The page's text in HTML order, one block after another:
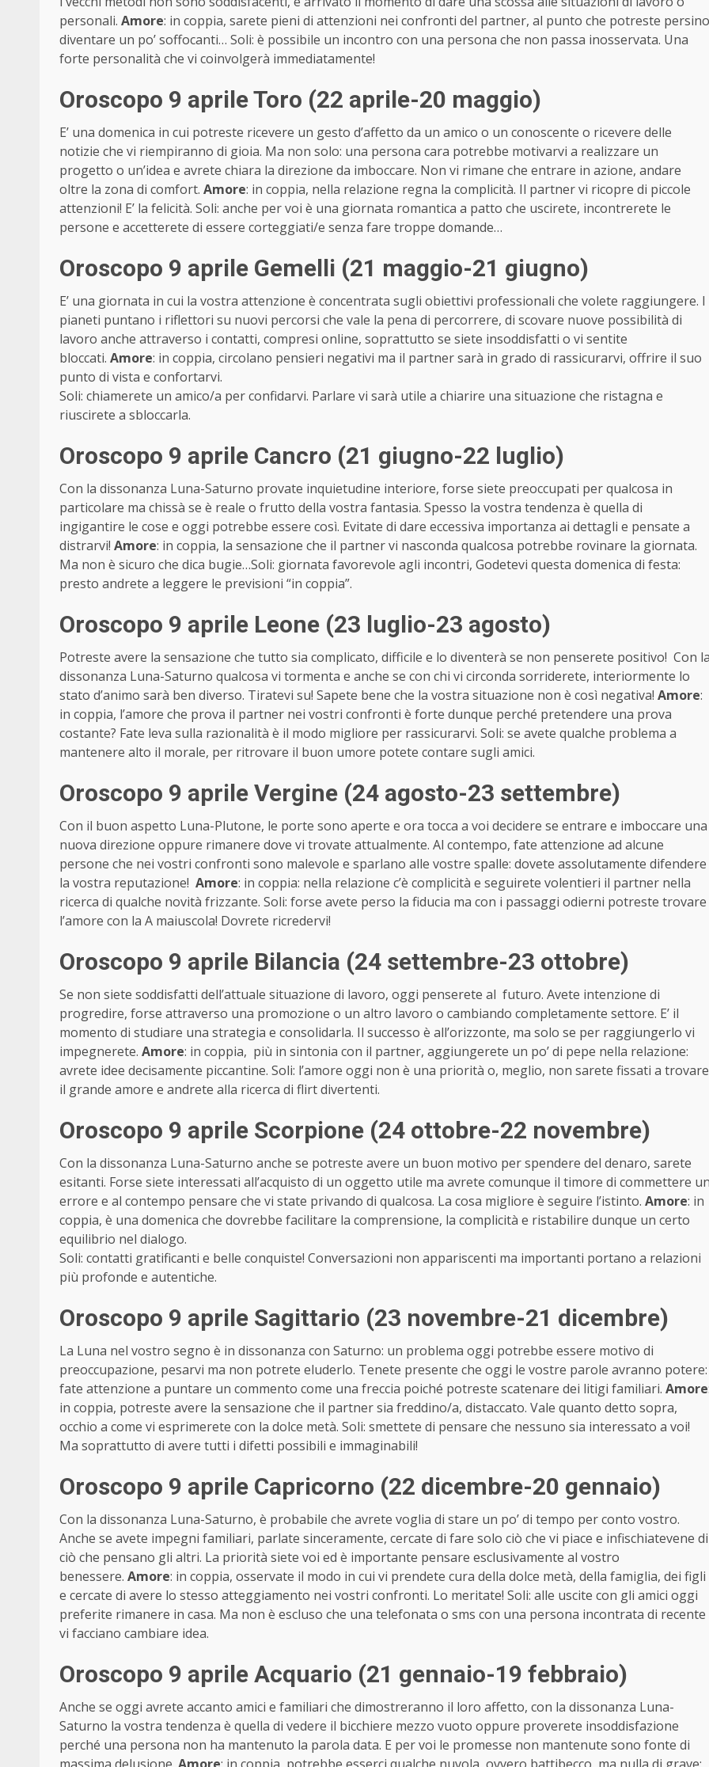
personali. Amore: in coppia, sarete pieni di attenzioni nei confronti del partner, al punto che potreste persino
diventare un po’ soffocanti… Soli: è possibile un incontro con una persona che non passa inosservata. Una
forte personalità che vi coinvolgerà immediatamente!
Oroscopo 9 aprile Toro (22 aprile-20 maggio)
E’ una domenica in cui potreste ricevere un gesto d’affetto da un amico o un conoscente o ricevere delle
notizie che vi riempiranno di gioia. Ma non solo: una persona cara potrebbe motivarvi a realizzare un
progetto o un’idea e avrete chiara la direzione da imboccare. Non vi rimane che entrare in azione, andare
oltre la zona di comfort. Amore: in coppia, nella relazione regna la complicità. Il partner vi ricopre di piccole
attenzioni! E’ la felicità. Soli: anche per voi è una giornata romantica a patto che uscirete, incontrerete le
persone e accetterete di essere corteggiati/e senza fare troppe domande…
Oroscopo 9 aprile Gemelli (21 maggio-21 giugno)
E’ una giornata in cui la vostra attenzione è concentrata sugli obiettivi professionali che volete raggiungere. I
pianeti puntano i riflettori su nuovi percorsi che vale la pena di percorrere, di scovare nuove possibilità di
lavoro anche attraverso i contatti, compresi online, soprattutto se siete insoddisfatti o vi sentite
bloccati. Amore: in coppia, circolano pensieri negativi ma il partner sarà in grado di rassicurarvi, offrire il suo
punto di vista e confortarvi.
Soli: chiamerete un amico/a per confidarvi. Parlare vi sarà utile a chiarire una situazione che ristagna e
riuscirete a sbloccarla.
Oroscopo 9 aprile Cancro (21 giugno-22 luglio)
Con la dissonanza Luna-Saturno provate inquietudine interiore, forse siete preoccupati per qualcosa in
particolare ma chissà se è reale o frutto della vostra fantasia. Spesso la vostra tendenza è quella di
ingigantire le cose e oggi potrebbe essere così. Evitate di dare eccessiva importanza ai dettagli e pensate a
distrarvi! Amore: in coppia, la sensazione che il partner vi nasconda qualcosa potrebbe rovinare la giornata.
Ma non è sicuro che dica bugie…Soli: giornata favorevole agli incontri, Godetevi questa domenica di festa:
presto andrete a leggere le previsioni “in coppia”.
Oroscopo 9 aprile Leone (23 luglio-23 agosto)
Potreste avere la sensazione che tutto sia complicato, difficile e lo diventerà se non penserete positivo! Con
dissonanza Luna-Saturno qualcosa vi tormenta e anche se con chi vi circonda sorriderete, interiormente lo
stato d’animo sarà ben diverso. Tiratevi su! Sapete bene che la vostra situazione non è così negativa! Amore:
in coppia, l’amore che prova il partner nei vostri confronti è forte dunque perché pretendere una prova
costante? Fate leva sulla razionalità è il modo migliore per rassicurarvi. Soli: se avete qualche problema a
mantenere alto il morale, per ritrovare il buon umore potete contare sugli amici.
Oroscopo 9 aprile Vergine (24 agosto-23 settembre)
Con il buon aspetto Luna-Plutone, le porte sono aperte e ora tocca a voi decidere se entrare e imboccare una
nuova direzione oppure rimanere dove vi trovate attualmente. Al contempo, fate attenzione ad alcune
persone che nei vostri confronti sono malevole e sparlano alle vostre spalle: dovete assolutamente difendere
la vostra reputazione! Amore: in coppia: nella relazione c’è complicità e seguirete volentieri il partner nella
ricerca di qualche novità frizzante. Soli: forse avete perso la fiducia ma con i passaggi odierni potreste trovare
l’amore con la A maiuscola! Dovrete ricredervi!
Oroscopo 9 aprile Bilancia (24 settembre-23 ottobre)
Se non siete soddisfatti dell’attuale situazione di lavoro, oggi penserete al futuro. Avete intenzione di
progredire, forse attraverso una promozione o un altro lavoro o cambiando completamente settore. E’ il
momento di studiare una strategia e consolidarla. Il successo è all’orizzonte, ma solo se per raggiungerlo vi
impegnerete. Amore: in coppia, più in sintonia con il partner, aggiungerete un po’ di pepe nella relazione:
avrete idee decisamente piccantine. Soli: l’amore oggi non è una priorità o, meglio, non sarete fissati a trovare
il grande amore e andrete alla ricerca di flirt divertenti.
Oroscopo 9 aprile Scorpione (24 ottobre-22 novembre)
Con la dissonanza Luna-Saturno anche se potreste avere un buon motivo per spendere del denaro, sarete
esitanti. Forse siete interessati all’acquisto di un oggetto utile ma avrete comunque il timore di commettere
errore e al contempo pensare che vi state privando di qualcosa. La cosa migliore è seguire l’istinto. Amore: in
coppia, è una domenica che dovrebbe facilitare la comprensione, la complicità e ristabilire dunque un certo
equilibrio nel dialogo.
Soli: contatti gratificanti e belle conquiste! Conversazioni non appariscenti ma importanti portano a relazioni
più profonde e autentiche.
Oroscopo 9 aprile Sagittario (23 novembre-21 dicembre)
La Luna nel vostro segno è in dissonanza con Saturno: un problema oggi potrebbe essere motivo di
preoccupazione, pesarvi ma non potrete eluderlo. Tenete presente che oggi le vostre parole avranno potere:
fate attenzione a puntare un commento come una freccia poiché potreste scatenare dei litigi familiari. Amore
in coppia, potreste avere la sensazione che il partner sia freddino/a, distaccato. Vale quanto detto sopra,
occhio a come vi esprimerete con la dolce metà. Soli: smettete di pensare che nessuno sia interessato a voi!
Ma soprattutto di avere tutti i difetti possibili e immaginabili!
Oroscopo 9 aprile Capricorno (22 dicembre-20 gennaio)
Con la dissonanza Luna-Saturno, è probabile che avrete voglia di stare un po’ di tempo per conto vostro.
Anche se avete impegni familiari, parlate sinceramente, cercate di fare solo ciò che vi piace e infischiatevene di
ciò che pensano gli altri. La priorità siete voi ed è importante pensare esclusivamente al vostro
benessere. Amore: in coppia, osservate il modo in cui vi prendete cura della dolce metà, della famiglia, dei figli
e cercate di avere lo stesso atteggiamento nei vostri confronti. Lo meritate! Soli: alle uscite con gli amici oggi
preferite rimanere in casa. Ma non è escluso che una telefonata o sms con una persona incontrata di recente
vi facciano cambiare idea.
Oroscopo 9 aprile Acquario (21 gennaio-19 febbraio)
Anche se oggi avrete accanto amici e familiari che dimostreranno il loro affetto, con la dissonanza Luna-
Saturno la vostra tendenza è quella di vedere il bicchiere mezzo vuoto oppure proverete insoddisfazione
perché una persona non ha mantenuto la parola data. E per voi le promesse non mantenute sono fonte di
massima delusione. Amore: in coppia, potrebbe esserci qualche nuvola, ovvero battibecco, ma nulla di grave: